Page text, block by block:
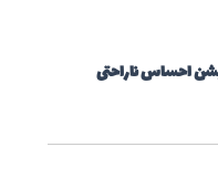
احساس ناراحتی